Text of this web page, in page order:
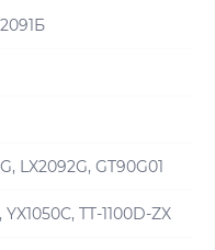
LX2092G, GT90G01
YX1050C, TT-1100D-ZX